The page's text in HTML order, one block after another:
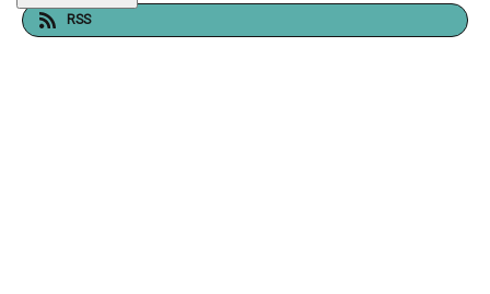
Eyes en Avowed om maar wat te noemen. In de
RSS